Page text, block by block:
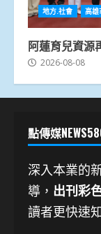
地方.社會 高雄
阿蓮育兒資源
2026-08-08
點傳媒
深入本業的
導， 出刊彩
讀者更快速